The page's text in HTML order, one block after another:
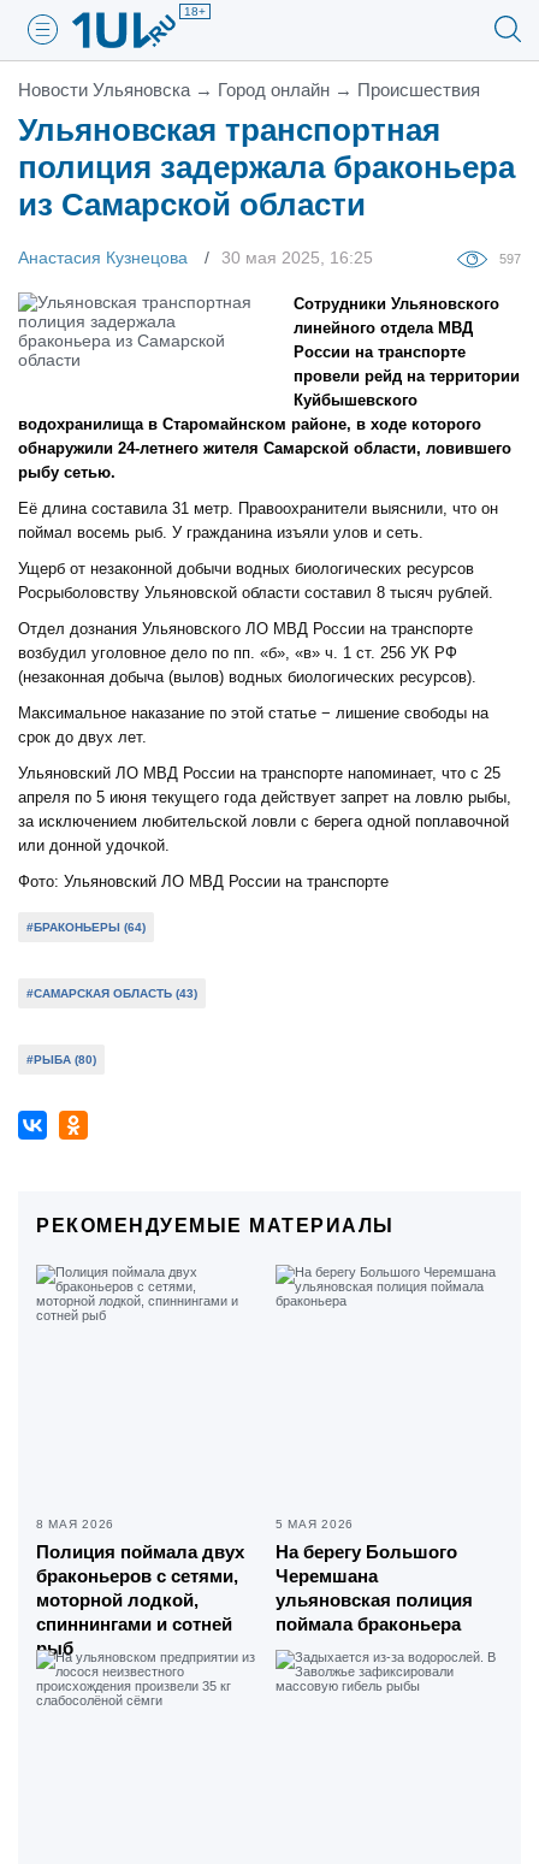
18+
Новости Ульяновска → Город онлайн → Проиcшествия
Ульяновская транспортная
полиция задержала браконьера
из Самарской области
Анастасия Кузнецова 30 мая 2025, 16:25 597
Сотрудники Ульяновского
линейного отдела МВД
России на транспорте
провели рейд на территории
Куйбышевского
водохранилища в Старомайнском районе, в ходе которого
обнаружили 24-летнего жителя Самарской области, ловившего
рыбу сетью.
Её длина составила 31 метр. Правоохранители выяснили, что он
поймал восемь рыб. У гражданина изъяли улов и сеть.
Ущерб от незаконной добычи водных биологических ресурсов
Росрыболовству Ульяновской области составил 8 тысяч рублей.
Отдел дознания Ульяновского ЛО МВД России на транспорте
возбудил уголовное дело по пп. «б», «в» ч. 1 ст. 256 УК РФ
(незаконная добыча (вылов) водных биологических ресурсов).
Максимальное наказание по этой статье − лишение свободы на
срок до двух лет.
Ульяновский ЛО МВД России на транспорте напоминает, что с 25
апреля по 5 июня текущего года действует запрет на ловлю рыбы,
за исключением любительской ловли с берега одной поплавочной
или донной удочкой.
Фото: Ульяновский ЛО МВД России на транспорте
#БРАКОНЬЕРЫ (64)
#САМАРСКАЯ ОБЛАСТЬ (43)
#РЫБА (80)
РЕКОМЕНДУЕМЫЕ МАТЕРИАЛЫ
8 МАЯ 2026
Полиция поймала двух
браконьеров с сетями,
моторной лодкой,
спиннингами и сотней
рыб
5 МАЯ 2026
На берегу Большого
Черемшана
ульяновская полиция
поймала браконьера